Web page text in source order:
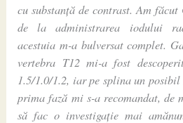
cu substanță de contrast. Am
de la administrarea iodului
acestuia m-a bulversat complet.
vertebra T12 mi-a fost
1.5/1.0/1.2, iar pe splina un
prima fază mi s-a recomandat, de
să fac o investigație mai